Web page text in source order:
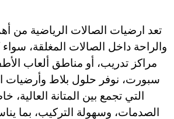
تعد ارضيات الصالات الرياضية من
والراحة داخل الصالات المغلقة،
مراكز تدريب، أو مناطق ألعاب
سبورت، نوفر حلول بلاط وأرضيات
التي تجمع بين المتانة
الصدمات، وسهولة التركيب، بما